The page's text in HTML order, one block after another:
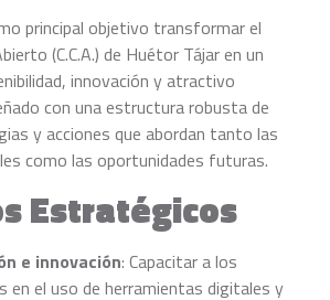
principal objetivo transformar el
(C.C.A.) de Huétor Tájar en un
innovación y atractivo
con una estructura robusta de
y acciones que abordan tanto las
como las oportunidades futuras.
Estratégicos
e innovación: Capacitar a los
en el uso de herramientas digitales y